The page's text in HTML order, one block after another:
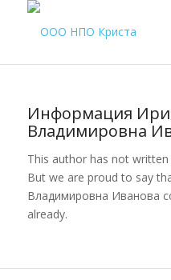
Информация
Владимировна
This author has not written
But we are proud to say
Владимировна Иванова
already.